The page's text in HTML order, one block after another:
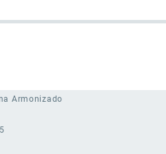
Armonizado